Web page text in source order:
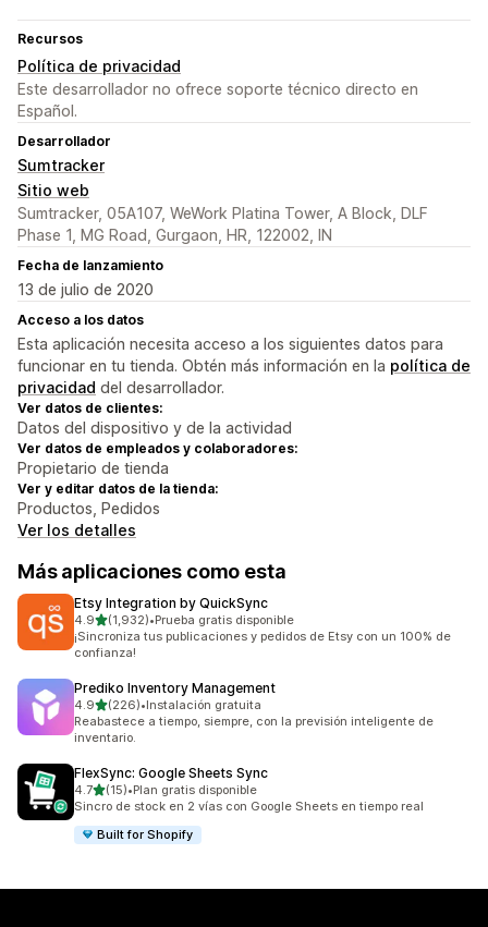
Recursos
Política de privacidad
Este desarrollador no ofrece soporte técnico directo en
Español.
Desarrollador
Sumtracker
Sitio web
Sumtracker, 05A107, WeWork Platina Tower, A Block, DLF
Phase 1, MG Road, Gurgaon, HR, 122002, IN
Fecha de lanzamiento
13 de julio de 2020
Acceso a los datos
Esta aplicación necesita acceso a los siguientes datos para
funcionar en tu tienda. Obtén más información en la política de
privacidad del desarrollador.
Ver datos de clientes:
Datos del dispositivo y de la actividad
Ver datos de empleados y colaboradores:
Propietario de tienda
Ver y editar datos de la tienda:
Productos, Pedidos
Ver los detalles
Más aplicaciones como esta
Etsy Integration by QuickSync
4.9de 5 estrellas
(1,932)
1932 reseñas en total
•Prueba gratis disponible
¡Sincroniza tus publicaciones y pedidos de Etsy con un 100% de
confianza!
Prediko Inventory Management
4.9de 5 estrellas
(226)
226 reseñas en total
•Instalación gratuita
Reabastece a tiempo, siempre, con la previsión inteligente de
inventario.
FlexSync: Google Sheets Sync
4.7de 5 estrellas
(15)
15 reseñas en total
•Plan gratis disponible
Sincro de stock en 2 vías con Google Sheets en tiempo real
Built for Shopify